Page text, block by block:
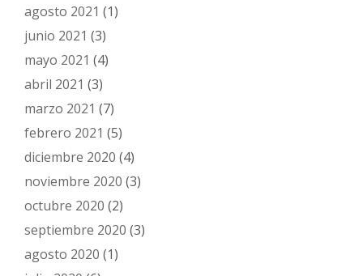
agosto 2021 (1)
junio 2021 (3)
mayo 2021 (4)
abril 2021 (3)
marzo 2021 (7)
febrero 2021 (5)
diciembre 2020 (4)
noviembre 2020 (3)
octubre 2020 (2)
septiembre 2020 (3)
agosto 2020 (1)